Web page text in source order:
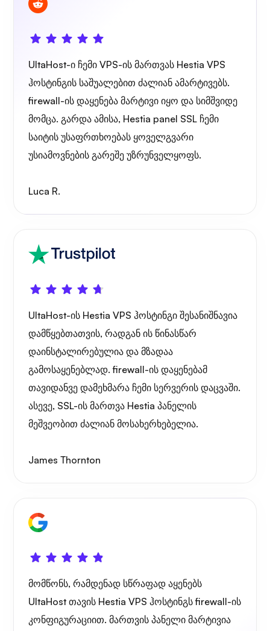
მავთულის დაცვა
რენტგენი
Playtube
პორტანერი
გრაფანა
UltaHost-ი ჩემი VPS-ის მართვას Hestia VPS
ჰოსტინგის საშუალებით ძალიან ამარტივებს.
firewall-ის დაყენება მარტივი იყო და სიმშვიდე
მომცა. გარდა ამისა, Hestia panel SSL ჩემი
საიტის უსაფრთხოებას ყოველგვარი
უსიამოვნების გარეშე უზრუნველყოფს.
Luca R.
UltaHost-ის Hestia VPS ჰოსტინგი შესანიშნავია
დამწყებთათვის, რადგან ის წინასწარ
დაინსტალირებულია და მზადაა
გამოსაყენებლად. firewall-ის დაყენებამ
თავიდანვე დამეხმარა ჩემი სერვერის დაცვაში.
ასევე, SSL-ის მართვა Hestia პანელის
მეშვეობით ძალიან მოსახერხებელია.
James Thornton
მომწონს, რამდენად სწრაფად აყენებს
UltaHost თავის Hestia VPS ჰოსტინგს firewall-ის
კონფიგურაციით. მართვის პანელი მარტივია